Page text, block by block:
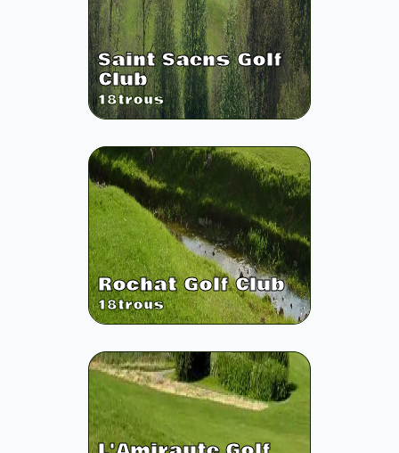
Saint Saens Golf
Club
18trous
Rochat Golf Club
18trous